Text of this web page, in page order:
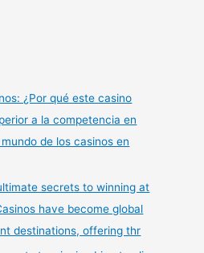
¿Por qué este casino
a la competencia en
de los casinos en
secrets to winning at
have become global
destinations, offering thr